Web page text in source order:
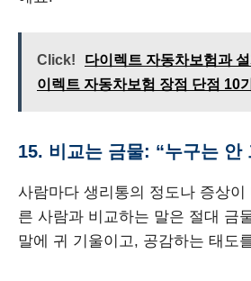
Click!
다이렉트 자동차보험과
이렉트 자동차보험 장점 단점 10
15. 비교는 금물: “누구는
사람마다 생리통의 정도나 증상
른 사람과 비교하는 말은 절대 금
말에 귀 기울이고, 공감하는 태도